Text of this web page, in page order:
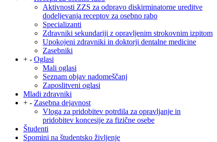
Aktivnosti ZZS za odpravo diskirminatorne ureditve
dodeljevanja receptov za osebno rabo
Specializanti
Zdravniki sekundariji z opravljenim strokovnim izpitom
Upokojeni zdravniki in doktorji dentalne medicine
Zasebniki
+ - Oglasi
Mali oglasi
Seznam objav nadomeščanj
Zaposlitveni oglasi
Mladi zdravniki
+ - Zasebna dejavnost
Vloga za pridobitev potrdila za opravljanje in
pridobitev koncesije za fizične osebe
Študenti
Spomini na študentsko življenje